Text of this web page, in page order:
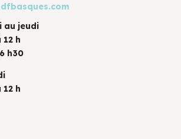
au jeudi
12 h
h30
12 h